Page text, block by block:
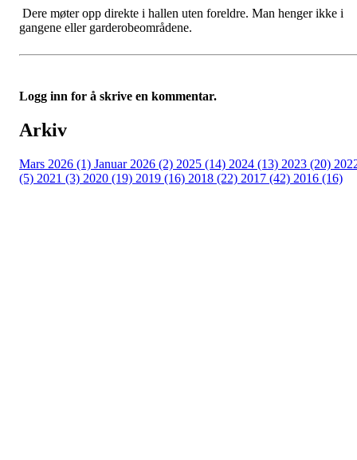
Dere møter opp direkte i hallen uten foreldre. Man henger ikke i
gangene eller garderobeområdene.
Logg inn for å skrive en kommentar.
Arkiv
Mars 2026 (1) Januar 2026 (2) 2025 (14) 2024 (13) 2023 (20)
(5) 2021 (3) 2020 (19) 2019 (16) 2018 (22) 2017 (42) 2016 (16)